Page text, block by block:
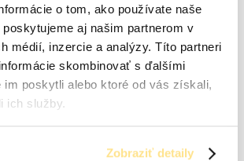
o tom, ako používate naše
aj našim partnerom v
médií, inzercie a analýzy. Títo partneri
skombinovať s ďalšími
im poskytli alebo ktoré od vás získali,
ich služby.
Zobraziť detaily
FARBA